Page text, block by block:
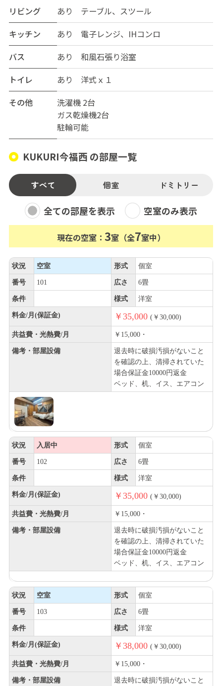
リビング
あり テーブル、スツール
キッチン
あり 電子レンジ、IHコンロ
バス
あり 和風石張り浴室
トイレ
あり 洋式ｘ１
その他
洗濯機 2台
ガス乾燥機2台
駐輪可能
KUKURI今福西 の部屋一覧
すべて 個室 ドミトリー
全ての部屋を表示 空室のみ表示
現在の空室： 3室（全7室中）
状況 空室 形式 個室
番号 101 広さ 6畳
条件 様式 洋室
料金/月(保証金) ￥35,000 (￥30,000)
共益費・光熱費/月 ￥15,000・
備考・部屋設備
退去時に破損汚損がないこと
を確認の上、清掃されていた
場合保証金10000円返金
ベッド、机、イス、エアコン
状況 入居中 形式 個室
番号 102 広さ 6畳
条件 様式 洋室
料金/月(保証金) ￥35,000 (￥30,000)
共益費・光熱費/月 ￥15,000・
備考・部屋設備
退去時に破損汚損がないこと
を確認の上、清掃されていた
場合保証金10000円返金
ベッド、机、イス、エアコン
状況 空室 形式 個室
番号 103 広さ 6畳
条件 様式 洋室
料金/月(保証金) ￥38,000 (￥30,000)
共益費・光熱費/月 ￥15,000・
備考・部屋設備 退去時に破損汚損がないこと